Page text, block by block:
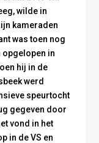
wilde in
kameraden
was toen nog
opgelopen in
hij in de
werd
speurtocht
gegeven door
vond in het
in de VS en